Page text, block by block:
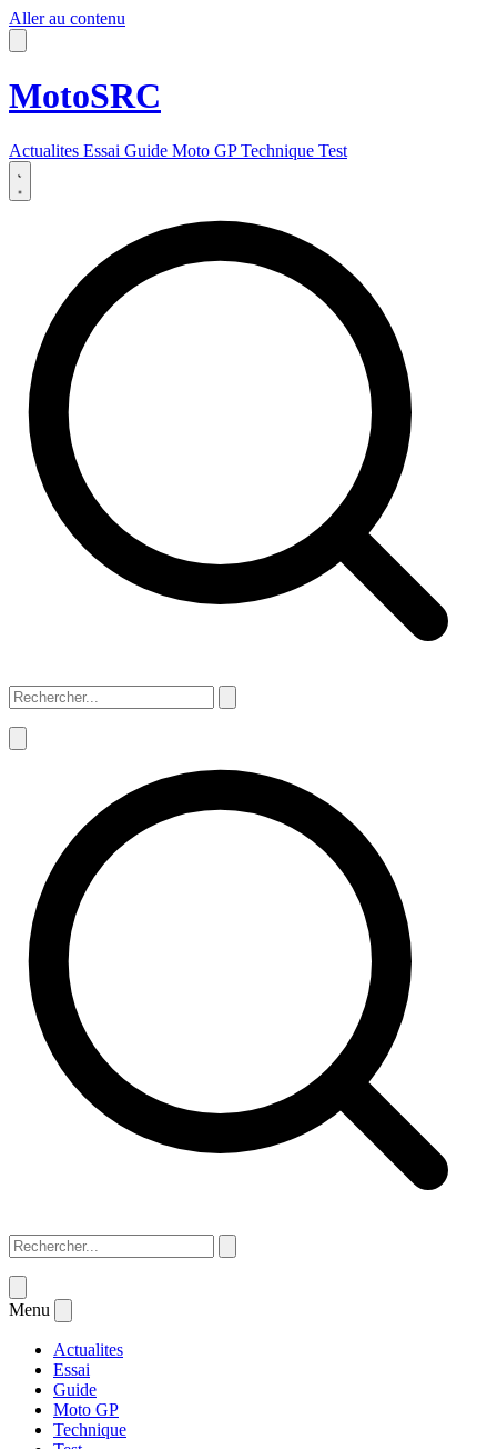
Aller au contenu
MotoSRC
Actualites Essai Guide Moto GPTechnique Test
Menu
Actualites
Essai
Guide
Moto GP
Technique